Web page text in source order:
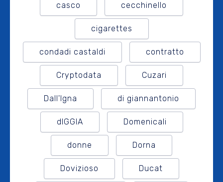
casco cecchinello
cigarettes
condadi castaldi contratto
Cryptodata Cuzari
Dall'Igna di giannantonio
dIGGIA Domenicali
donne Dorna
Dovizioso Ducat